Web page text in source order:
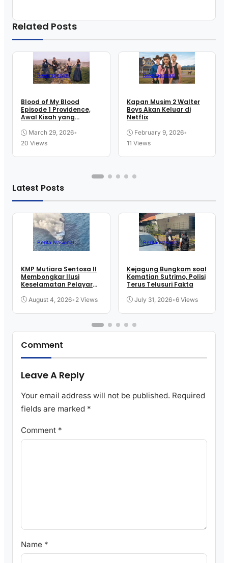
Related Posts
Rekomendasi
Blood of My Blood
Episode 1 Providence,
Awal Kisah yang
Rasa Penasaran
March 29, 2026•
20 Views
Rekomendasi
Kapan Musim 2 Walter
Boys Akan Keluar di
Netflix
February 9, 2026•
11 Views
Latest Posts
Berita Nasional
KMP Mutiara Sentosa II
Membongkar Ilusi
Keselamatan Pelayaran
August 4, 2026• 2 Views
Berita Nasional
Kejagung Bungkam soal
Kematian Sutrimo, Polisi
Terus Telusuri Fakta
July 31, 2026•6 Views
Comment
Leave A Reply
Your email address will not be published. Required
fields are marked *
Comment *
Name *